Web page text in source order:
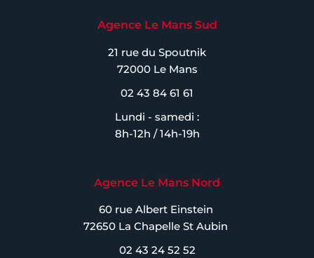
Agence Le Mans Sud
21 rue du Spoutnik
72000 Le Mans
02 43 84 61 61
Lundi - samedi :
8h-12h / 14h-19h
Agence Le Mans Nord
60 rue Albert Einstein
72650 La Chapelle St Aubin
02 43 24 52 52